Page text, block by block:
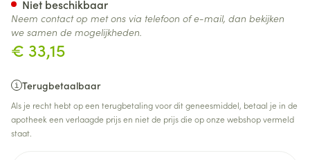
€ 33,15
Terugbetaalbaar
Als je recht hebt op een terugbetaling voor dit geneesmiddel, betaal je in de
apotheek een verlaagde prijs en niet de prijs die op onze webshop vermeld
staat.
Niet beschikbaar
Neem contact op met ons via telefoon of e-mail, dan bekijken
we samen de mogelijkheden.